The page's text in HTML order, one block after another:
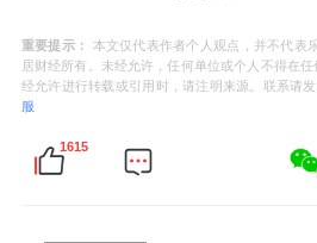
重要提示：
本文仅代表作者个人观点，并不代表
居财经所有。未经允许，任何单位或个人不得在
经允许进行转载或引用时，请注明来源。联系请
服
1615